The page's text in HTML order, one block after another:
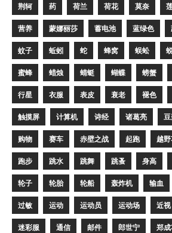
荆轲 药 荷兰 荷花 莫奈
营养 蒙娜丽莎 蓄电池 蓝绿色
蚊子 蚯蚓 蛇 蜂窝 蜈蚣
蜜蜂 蜡烛 蜻蜓 蝴蝶 螃蟹
行星 衣服 表皮 衰老 褪色
触摸屏 计算机 诗经 诸葛亮
购物 赛车 赤壁之战 起跑 越
跑步 跳水 跳舞 跳蚤 身高
轮子 轮胎 轮船 轰炸机 输血
过敏 运动 运动员 运动场 近视
迷彩服 通信 邮件 郎世宁 郑